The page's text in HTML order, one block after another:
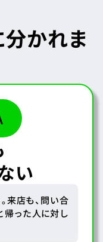
かれま
い
来店も、問い合
帰った人に対し